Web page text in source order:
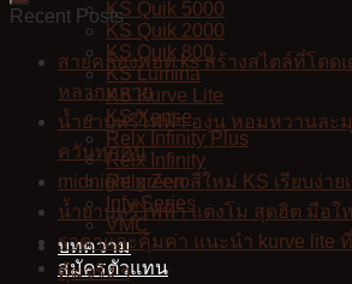
KS Quik 5000
KS Quik 2000
KS Quik 800
KS Lumina
KS Kurve Lite
KS Xense
Relx Infinity Plus
Relx Infinity
Relx Zero
Infy Series
VMC
บทความ
สมัครตัวแทน
Recent Posts
สายคล้องพอต ks สร้างสไตล์ที่โดด
หลากหลาย
น้ำยาบุหรี่ไฟฟ้า องุ่น หอมหวานละ
ควันทุกคน
midnight green สีใหม่ KS เรียบง่า
น้ำยาบุหรี่ไฟฟ้า แตงโม สุดฮิต มือใ
ราคาและคุ้มค่า แนะนำ kurve lite
คุ้มจริง ๆ